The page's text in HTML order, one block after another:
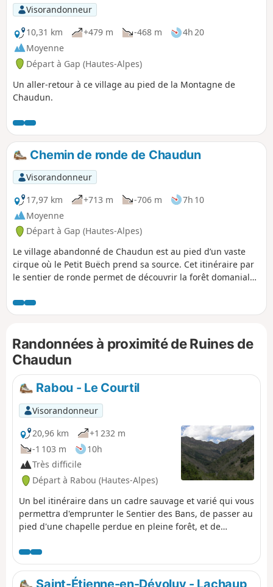
Visorandonneur
10,31 km
+479 m -468 m
4h 20
Moyenne
Départ à Gap (Hautes-Alpes)
Un aller-retour à ce village au pied de la Montagne de
Chaudun.
Chemin de ronde de Chaudun
Visorandonneur
17,97 km
+713 m -706 m
7h 10
Moyenne
Départ à Gap (Hautes-Alpes)
Le village abandonné de Chaudun est au pied d’un vaste
cirque où le Petit Buëch prend sa source. Cet itinéraire par
le sentier de ronde permet de découvrir la forêt domaniale
intégrale du Bois du Chapitre (classée patrimoine mondial
de l’humanité par l’Unesco).
Randonnées à proximité de Ruines de
Chaudun
Rabou - Le Courtil
Visorandonneur
20,96 km
+1 232 m
-1 103 m
10h
Très difficile
Départ à Rabou (Hautes-Alpes)
Un bel itinéraire dans un cadre sauvage et varié qui vous
permettra d'emprunter le Sentier des Bans, de passer au
pied d'une chapelle perdue en pleine forêt, et de
panorama au pied du Pic de Bure.
Saint-Étienne-en-Dévoluy - Lachaup